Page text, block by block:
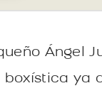
Ángel
ya